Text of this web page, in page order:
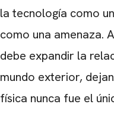
la tecnología como
como una amenaza.
debe expandir la
mundo exterior,
física nunca fue el